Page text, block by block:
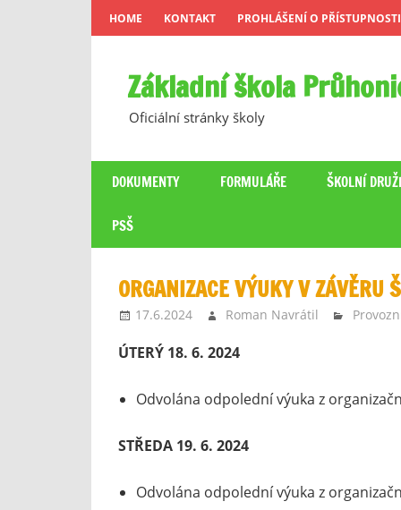
Skip
to
HOME KONTAKT PROHLÁŠENÍ O PŘÍSTUPNOSTI
Základní škola
Oficiální stránky školy
DOKUMENTY FORMULÁŘE ŠKOLNÍ
PSŠ
ORGANIZACE VÝUKY V ZÁVĚRU
17.6.2024 Roman Navrátil
ÚTERÝ 18. 6. 2024
Odvolána odpolední výuka z
STŘEDA 19. 6. 2024
Odvolána odpolední výuka z